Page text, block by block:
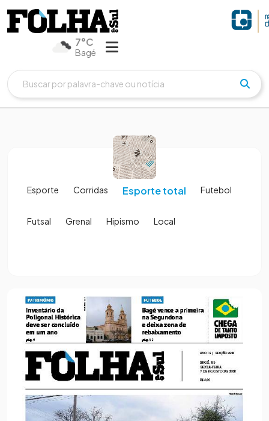
7°C
Bagé
Esporte Corridas Esporte total Futebol
Futsal Grenal Hipismo Local